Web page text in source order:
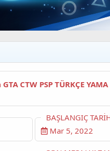
GTA CTW PSP TÜRKÇE YAMA
BAŞLANGIÇ
Mar 5, 2022